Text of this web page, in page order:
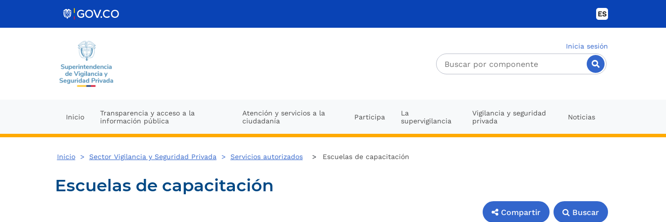
ES
Inicia sesión
Inicio
Transparencia y acceso a la
información pública
Atención y servicios a la
ciudadanía
Participa
La
supervigilancia
Vigilancia y seguridad
privada
Noticias
Inicio> Sector Vigilancia y Seguridad Privada > Servicios autorizados Escuelas de capacitación
Escuelas de capacitación
Compartir Buscar